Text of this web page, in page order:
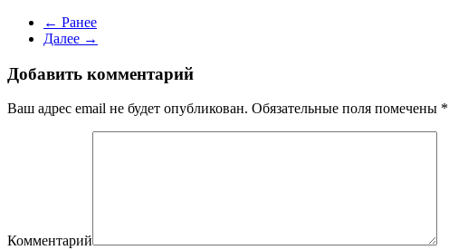
← Ранее
Далее →
Добавить комментарий
Ваш адрес email не будет опубликован. Обязательные поля помечены *
Комментарий